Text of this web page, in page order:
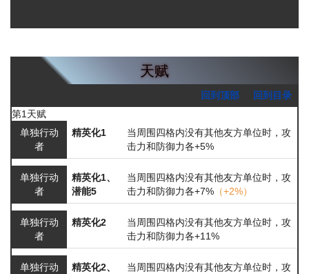
天赋
回到顶部
回到目录
第1天赋
单独行动
者
精英化1
当周围四格内没有其他友方单位时，攻
击力和防御力各+5%
单独行动
者
精英化1、
潜能5
当周围四格内没有其他友方单位时，攻
击力和防御力各+7% （+2%）
单独行动
者
精英化2
当周围四格内没有其他友方单位时，攻
击力和防御力各+11%
单独行动
精英化2、
当周围四格内没有其他友方单位时，攻